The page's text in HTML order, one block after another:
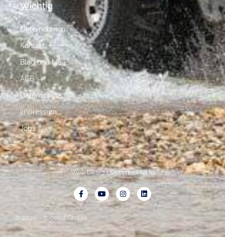
Wichtig
Unternehmen
Kontakt
Blog und News
AGB
Datenschutz
Impressum
Jobs
© 2026 – b-ceed GmbH
Web Design:OptimusPhil.io